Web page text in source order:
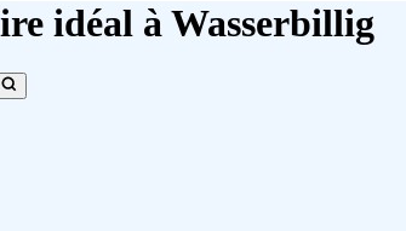
idéal à Wasserbillig